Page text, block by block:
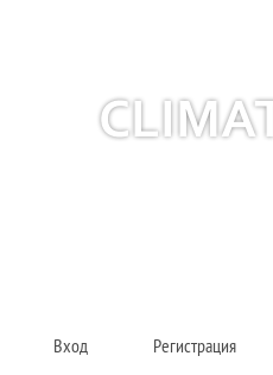
Вход Регистрация